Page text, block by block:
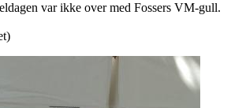
var ikke over med Fossers VM-gull.